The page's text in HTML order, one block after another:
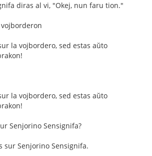
diras al vi, "Okej, nun faru tion."
la vojbordero, sed estas aŭto
la vojbordero, sed estas aŭto
Senjorino Sensignifa?
sur Senjorino Sensignifa.